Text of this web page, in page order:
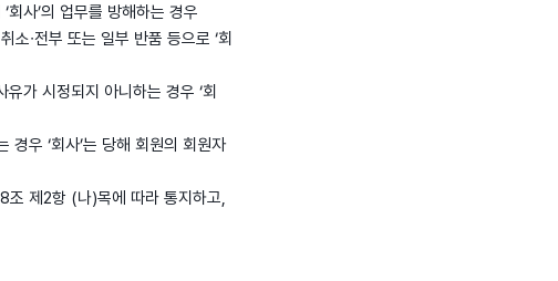
회사’의 업무를 방해하는 경우
소∙전부 또는 일부 반품 등으로 ‘회
가 시정되지 아니하는 경우 ‘회
경우 ‘회사’는 당해 회원의 회원자
조 제2항 (나)목에 따라 통지하고,